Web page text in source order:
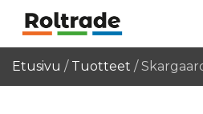
Etusivu / Tuotteet /